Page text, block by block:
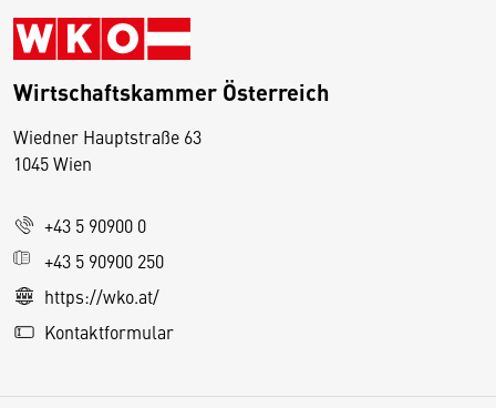
Wirtschaftskammer Österreich
Wiedner Hauptstraße 63
1045 Wien
+43 5 90900 0
+43 5 90900 250
https://wko.at/
Kontaktformular
D
s
e
S
e